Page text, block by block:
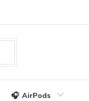
🎧 AirPods